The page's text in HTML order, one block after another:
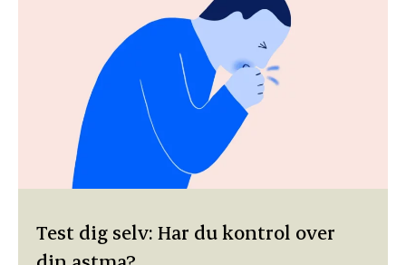
Test dig selv: Har du kontrol over